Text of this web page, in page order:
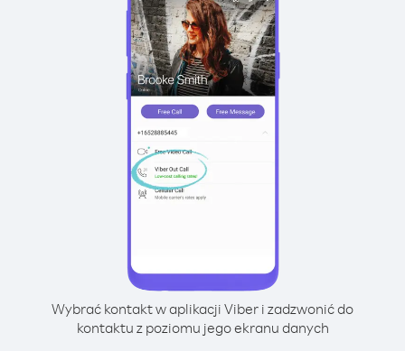
Wybrać kontakt w aplikacji Viber i zadzwonić do
kontaktu z poziomu jego ekranu danych